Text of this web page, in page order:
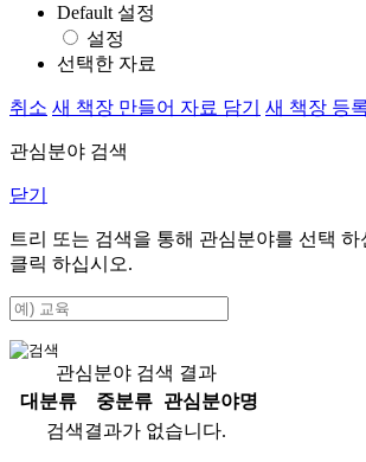
Default 설정
설정
선택한 자료
취소 새 책장 만들어 자료 담기 새 책장 등
관심분야 검색
닫기
트리 또는 검색을 통해 관심분야를 선택 하
클릭 하십시오.
관심분야 검색 결과
대분류
중분류
관심분야명
검색결과가 없습니다.